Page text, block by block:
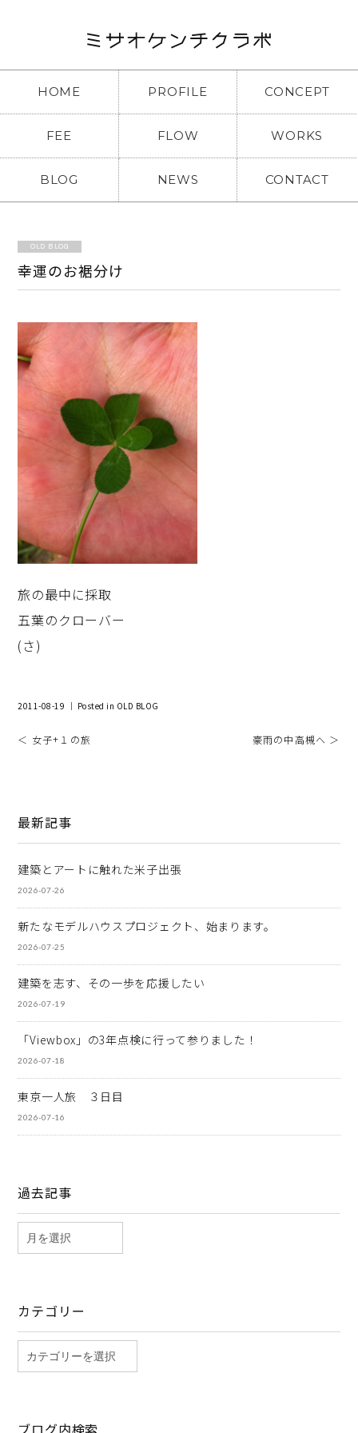
HOME PROFILE CONCEPT
FEE FLOW WORKS
BLOG NEWS CONTACT
OLD BLOG
幸運のお裾分け
旅の最中に採取
五葉のクローバー
(さ)
2011-08-19 ｜ Posted in OLD BLOG
＜ 女子+１の旅 豪雨の中高槻へ ＞
最新記事
建築とアートに触れた米子出張
2026-07-26
新たなモデルハウスプロジェクト、始まります。
2026-07-25
建築を志す、その一歩を応援したい
2026-07-19
「Viewbox」の3年点検に行って参りました！
2026-07-18
東京一人旅 ３日目
2026-07-16
過去記事
カテゴリー
ブログ内検索